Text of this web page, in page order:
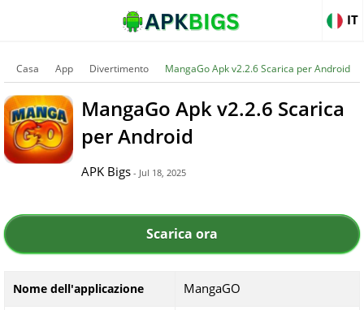
IT
Casa App Divertimento MangaGo Apk v2.2.6 Scarica per Android
MangaGo Apk v2.2.6 Scarica
per Android
APK Bigs - Jul 18, 2025
Scarica ora
Nome dell'applicazione MangaGO